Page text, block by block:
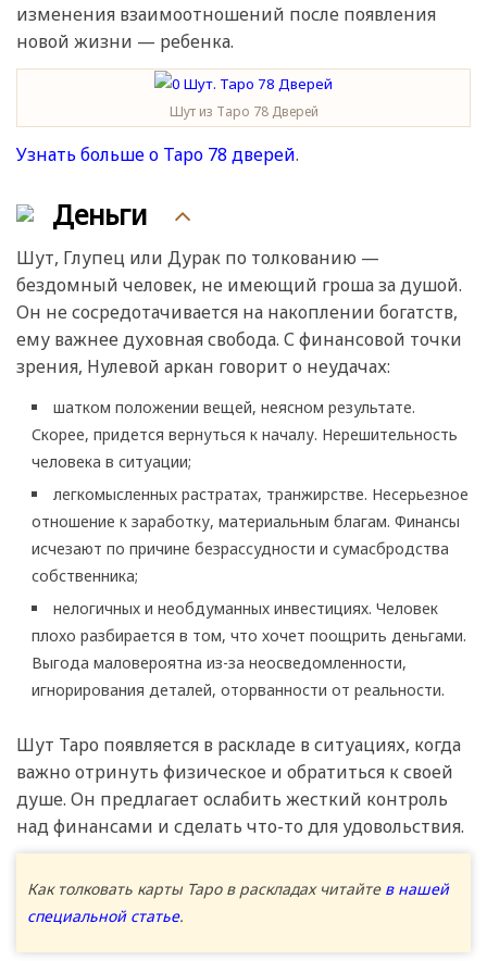
изменения взаимоотношений после появления
новой жизни — ребенка.
Шут из Таро 78 Дверей
Узнать больше о Таро 78 дверей.
Деньги
Шут, Глупец или Дурак по толкованию —
бездомный человек, не имеющий гроша за душой.
Он не сосредотачивается на накоплении богатств,
ему важнее духовная свобода. С финансовой точки
зрения, Нулевой аркан говорит о неудачах:
шатком положении вещей, неясном результате.
Скорее, придется вернуться к началу. Нерешительность
человека в ситуации;
легкомысленных растратах, транжирстве. Несерьезное
отношение к заработку, материальным благам. Финансы
исчезают по причине безрассудности и сумасбродства
собственника;
нелогичных и необдуманных инвестициях. Человек
плохо разбирается в том, что хочет поощрить деньгами.
Выгода маловероятна из-за неосведомленности,
игнорирования деталей, оторванности от реальности.
Шут Таро появляется в раскладе в ситуациях, когда
важно отринуть физическое и обратиться к своей
душе. Он предлагает ослабить жесткий контроль
над финансами и сделать что-то для удовольствия.
Как толковать карты Таро в раскладах читайте в нашей
специальной статье.